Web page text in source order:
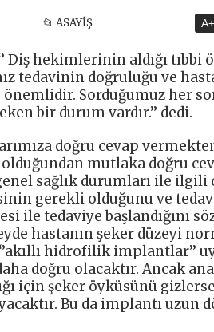
📂 ASAYİŞ A+
Diş hekimlerinin aldığı
tedavinin doğruluğu ve
önemlidir. Sorduğumuz her
bir durum vardır.’’ dedi.
doğru cevap
olduğundan mutlaka doğru
sağlık durumları ile
gerekli olduğunu ve
ile tedaviye başlandığını
hastanın şeker düzeyi
hidrofilik implantlar’’
doğru olacaktır. Ancak
için şeker öyküsünü
Bu da implantı uzun